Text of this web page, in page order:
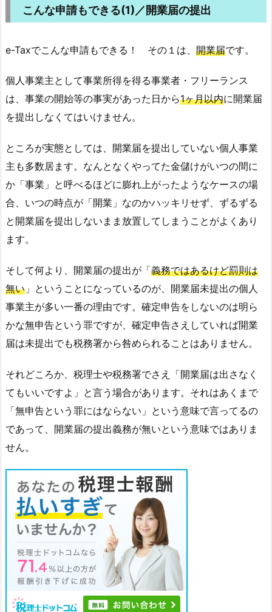
こんな申請もできる(1)／開業届の提出
e-Taxでこんな申請もできる！ その１は、 開業届です。
個人事業主として事業所得を得る事業者・フリーランス
は、事業の開始等の事実があった日から1ヶ月以内に開業届
を提出しなくてはいけません。
ところが実態としては、開業届を提出していない個人事業
主も多数居ます。なんとなくやってた金儲けがいつの間に
か「事業」と呼べるほどに膨れ上がったようなケースの場
合、いつの時点が「開業」なのかハッキリせず、ずるずる
と開業届を提出しないまま放置してしまうことがよくあり
ます。
そして何より、開業届の提出が「義務ではあるけど罰則は
無い 」ということになっているのが、開業届未提出の個人
事業主が多い一番の理由です。確定申告をしないのは明ら
かな無申告という罪ですが、確定申告さえしていれば開業
届は未提出でも税務署から咎められることはありません。
それどころか、税理士や税務署でさえ「開業届は出さなく
てもいいですよ」と言う場合があります。それはあくまで
「無申告という罪にはならない」という意味で言ってるの
であって、開業届の提出義務が無いという意味ではありま
せん。